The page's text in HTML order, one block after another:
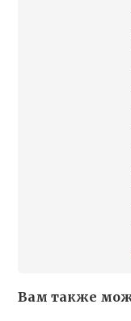
Вам также